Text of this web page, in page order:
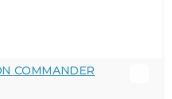
COMMANDER